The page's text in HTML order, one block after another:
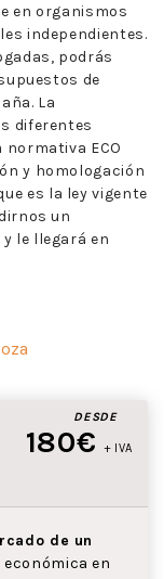
en organismos
independientes.
podrás
de
La
diferentes
ECO
y homologación
es la ley vigente
un
le llegará en
DESDE
180€ + IVA
de un
en